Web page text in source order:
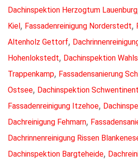
Dachinspektion Herzogtum Lauenburg
Kiel, Fassadenreinigung Norderstedt,
Altenholz Gettorf,
Hohenlokstedt, Dachinspektion
Trappenkamp, Fassadensanierung
Ostsee, Dachinspektion
Fassadenreinigung Itzehoe,
Dachreinigung Fehmarn,
Dachrinnenreinigung Rissen
Dachinspektion Bargteheide,